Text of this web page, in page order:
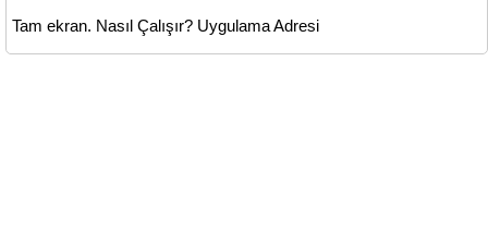
Tam ekran. Nasıl Çalışır? Uygulama Adresi